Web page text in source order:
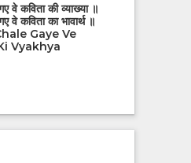
वे कविता की व्याख्या ॥
वे कविता का भावार्थ ॥
Gaye Ve
Vyakhya